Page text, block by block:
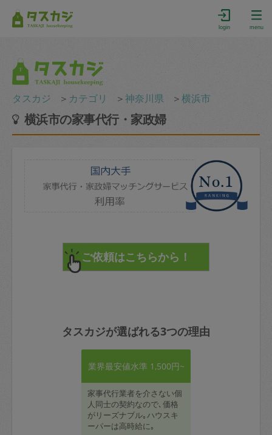
login menu
タスカジ ＞ カテゴリ ＞神奈川県 ＞横浜市
横浜市の家事代行・家政婦
タスカジが選ばれる3つの理由
業界最安値水準 1,500円~
家事代行業者を介さない個
人同士の契約なので､価格
がリーズナブル｡ハウスキ
ーパーは高時給に｡